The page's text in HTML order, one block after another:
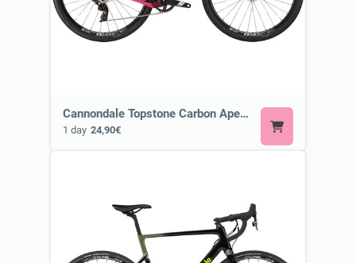
Cannondale Topstone Carbon Apex AXS or Similar
1 day 24,90€